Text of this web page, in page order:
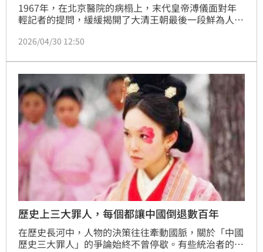
1967年，在北京醫院的病榻上，末代皇帝溥儀面對年
輕記者的提問，緩緩揭開了大清王朝最後一段鮮為人知
重新掌權」時，溥儀的一句苦笑，道盡了那位穿著龍袍
(記者唐家興)
2026/04/30 12:50
歷史上三大罪人，每個都讓中國倒退數百年
在歷史長河中，人物的決策往往牽動國脈，關於「中國
歷史三大罪人」的爭論始終不曾停歇。有些統治者的一